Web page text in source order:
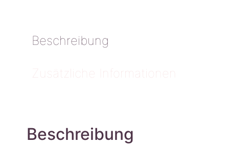
Beschreibung
Zusätzliche Informationen
Beschreibung